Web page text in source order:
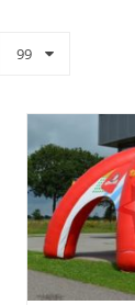
99